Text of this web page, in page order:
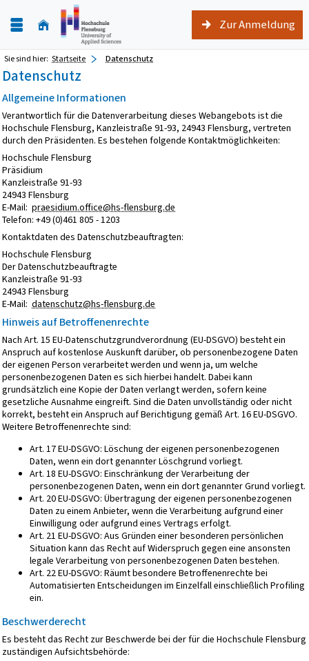
Zur Anmeldung
Sie sind hier: Startseite Datenschutz
Datenschutz
Allgemeine Informationen
Verantwortlich für die Datenverarbeitung dieses Webangebots ist die
Hochschule Flensburg, Kanzleistraße 91-93, 24943 Flensburg, vertreten
durch den Präsidenten. Es bestehen folgende Kontaktmöglichkeiten:
Hochschule Flensburg
Präsidium
Kanzleistraße 91-93
24943 Flensburg
E-Mail: praesidium.office@hs-flensburg.de
Telefon: +49 (0)461 805 - 1203
Kontaktdaten des Datenschutzbeauftragten:
Hochschule Flensburg
Der Datenschutzbeauftragte
Kanzleistraße 91-93
24943 Flensburg
E-Mail: datenschutz@hs-flensburg.de
Hinweis auf Betroffenenrechte
Nach Art. 15 EU-Datenschutzgrundverordnung (EU-DSGVO) besteht ein
Anspruch auf kostenlose Auskunft darüber, ob personenbezogene Daten
der eigenen Person verarbeitet werden und wenn ja, um welche
personenbezogenen Daten es sich hierbei handelt. Dabei kann
grundsätzlich eine Kopie der Daten verlangt werden, sofern keine
gesetzliche Ausnahme eingreift. Sind die Daten unvollständig oder nicht
korrekt, besteht ein Anspruch auf Berichtigung gemäß Art. 16 EU-DSGVO.
Weitere Betroffenenrechte sind:
Art. 17 EU-DSGVO: Löschung der eigenen personenbezogenen
Daten, wenn ein dort genannter Löschgrund vorliegt.
Art. 18 EU-DSGVO: Einschränkung der Verarbeitung der
personenbezogenen Daten, wenn ein dort genannter Grund vorliegt.
Art. 20 EU-DSGVO: Übertragung der eigenen personenbezogenen
Daten zu einem Anbieter, wenn die Verarbeitung aufgrund einer
Einwilligung oder aufgrund eines Vertrags erfolgt.
Art. 21 EU-DSGVO: Aus Gründen einer besonderen persönlichen
Situation kann das Recht auf Widerspruch gegen eine ansonsten
legale Verarbeitung von personenbezogenen Daten bestehen.
Art. 22 EU-DSGVO: Räumt besondere Betroffenenrechte bei
Automatisierten Entscheidungen im Einzelfall einschließlich Profiling
ein.
Beschwerderecht
Es besteht das Recht zur Beschwerde bei der für die Hochschule Flensburg
zuständigen Aufsichtsbehörde: